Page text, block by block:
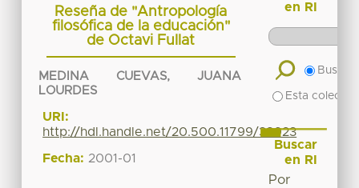
Reseña de "Antropología
filosófica de la educación"
de Octavi Fullat
MEDINA CUEVAS, JUANA
LOURDES
URI:
http://hdl.handle.net/20.500.11799/38923
Fecha: 2001-01
en RI
Buscar
Esta
Buscar
en RI
Por